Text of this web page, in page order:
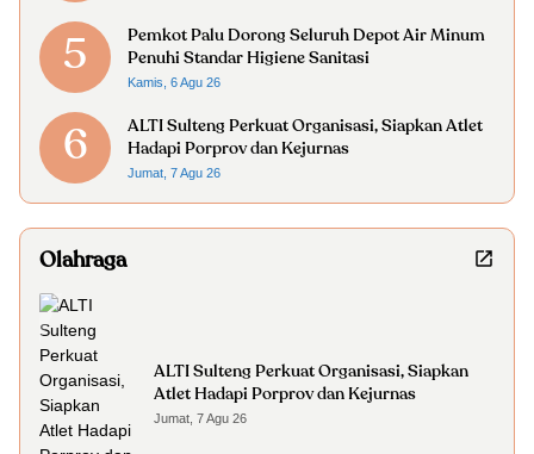
5
Pemkot Palu Dorong Seluruh Depot Air Minum
Penuhi Standar Higiene Sanitasi
Kamis, 6 Agu 26
6
ALTI Sulteng Perkuat Organisasi, Siapkan Atlet
Hadapi Porprov dan Kejurnas
Jumat, 7 Agu 26
Olahraga
ALTI Sulteng Perkuat Organisasi, Siapkan
Atlet Hadapi Porprov dan Kejurnas
Jumat, 7 Agu 26